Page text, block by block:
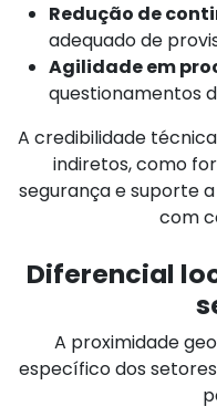
Redução de
adequado de
Agilidade em
questionamentos
A credibilidade
indiretos, como
segurança e suporte
com
Diferencial
A proximidade
específico dos